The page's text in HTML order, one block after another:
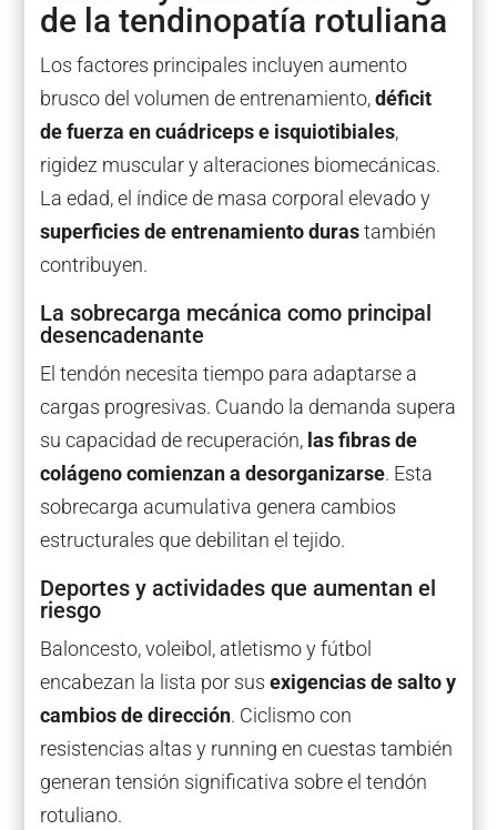
de la tendinopatía rotuliana
Los factores principales incluyen aumento
brusco del volumen de entrenamiento,déficit
de fuerza en cuádriceps e isquiotibiales,
rigidez muscular y alteraciones biomecánicas.
La edad, el índice de masa corporal elevado y
superficies de entrenamiento durastambién
contribuyen.
La sobrecarga mecánica como principal
desencadenante
El tendón necesita tiempo para adaptarse a
cargas progresivas. Cuando la demanda supera
su capacidad de recuperación, las fibras de
colágeno comienzan a desorganizarse. Esta
sobrecarga acumulativa genera cambios
estructurales que debilitan el tejido.
Deportes y actividades que aumentan el
riesgo
Baloncesto, voleibol, atletismo y fútbol
encabezan la lista por sus exigencias de salto y
cambios de dirección. Ciclismo con
resistencias altas y running en cuestas también
generan tensión significativa sobre el tendón
rotuliano.